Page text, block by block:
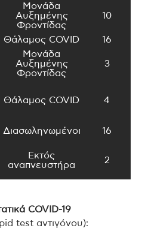
Μονάδα
Αυξημένης
Φροντίδας
10
Θάλαμος COVID
16
Μονάδα
Αυξημένης
Φροντίδας
3
Θάλαμος COVID 4
Διασωληνωμένοι 16
Εκτός
αναπνευστήρα
2
COVID-19
test αντιγόνου):